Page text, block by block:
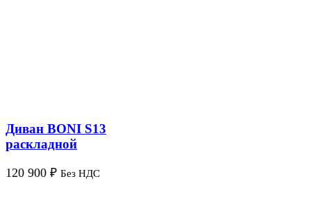
Диван BONI S13
раскладной
120 900 ₽ Без НДС